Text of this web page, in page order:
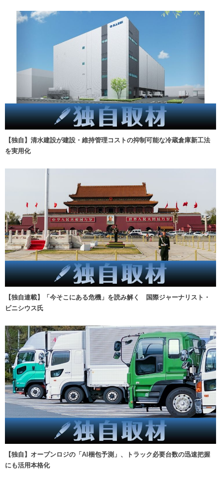
【独自】清水建設が建設・維持管理コストの抑制可能な冷蔵倉庫新工法
を実用化
【独自連載】「今そこにある危機」を読み解く 国際ジャーナリスト・
ビニシウス氏
【独自】オープンロジの「AI梱包予測」、トラック必要台数の迅速把握
にも活用本格化